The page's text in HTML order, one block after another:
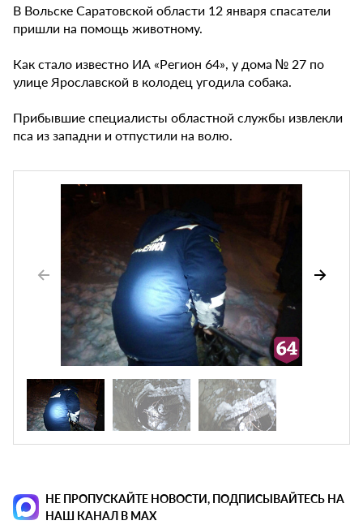
В Вольске Саратовской области 12 января спасатели
пришли на помощь животному.
Как стало известно ИА «Регион 64», у дома № 27 по
улице Ярославской в колодец угодила собака.
Прибывшие специалисты областной службы извлекли
пса из западни и отпустили на волю.
НЕ ПРОПУСКАЙТЕ НОВОСТИ, ПОДПИСЫВАЙТЕСЬ НА
НАШ КАНАЛ В MAX